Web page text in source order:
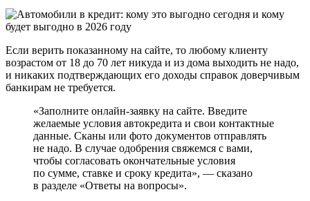
Если верить показанному на сайте, то любому клиенту
возрастом от 18 до 70 лет никуда и из дома выходить не надо,
и никаких подтверждающих его доходы справок доверчивым
банкирам не требуется.
«Заполните онлайн-заявку на сайте. Введите
желаемые условия автокредита и свои контактные
данные. Сканы или фото документов отправлять
не надо. В случае одобрения свяжемся с вами,
чтобы согласовать окончательные условия
по сумме, ставке и сроку кредита», — сказано
в разделе «Ответы на вопросы».